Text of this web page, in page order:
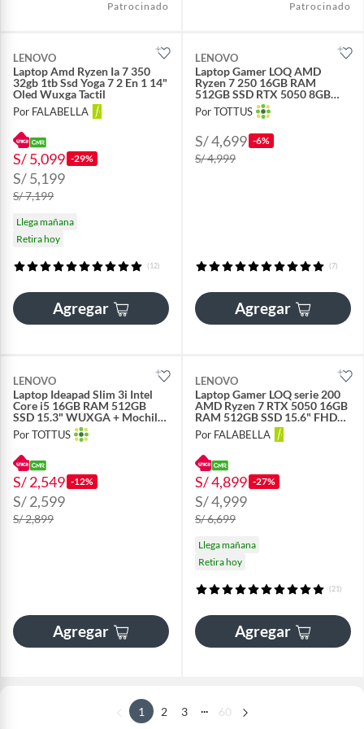
Patrocinado Patrocinado
LENOVO
Laptop Amd Ryzen Ia 7 350
32gb 1tb Ssd Yoga 7 2 En 1 14"
Oled Wuxga Tactil
Por FALABELLA
S/ 5,099 -29%
S/ 5,199
S/ 7,199
Llega mañana
Retira hoy
(12)
Agregar
LENOVO
Laptop Gamer LOQ AMD
Ryzen 7 250 16GB RAM
512GB SSD RTX 5050 8GB
15.6" FHD 144Hz
Por TOTTUS
S/ 4,699 -6%
S/ 4,999
(7)
Agregar
LENOVO
Laptop Ideapad Slim 3i Intel
Core i5 16GB RAM 512GB
SSD 15.3" WUXGA + Mochila
y Mouse
Por TOTTUS
S/ 2,549 -12%
S/ 2,599
S/ 2,899
Agregar
LENOVO
Laptop Gamer LOQ serie 200
AMD Ryzen 7 RTX 5050 16GB
RAM 512GB SSD 15.6" FHD
144Hz
Por FALABELLA
S/ 4,899 -27%
S/ 4,999
S/ 6,699
Llega mañana
Retira hoy
(21)
Agregar
1 2 3 60